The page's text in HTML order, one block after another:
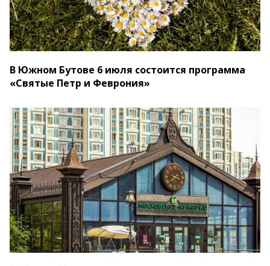
В Южном Бутове 6 июля состоится программа
«Святые Петр и Феврония»